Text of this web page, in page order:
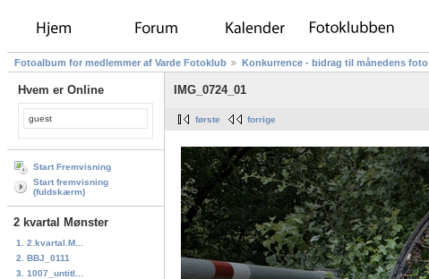
Fotoalbum for medlemmer af Varde Fotoklub Konkurrence - bidrag til månedens foto
Hvem er Online
guest
Start Fremvisning
Start fremvisning
(fuldskærm)
2 kvartal Mønster
1. 2.kvartal.M...
2. BBJ_0111
3. 1007_untitl...
IMG_0724_01
første forrige